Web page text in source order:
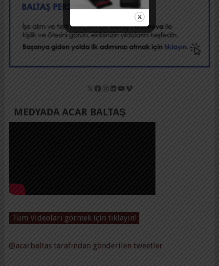
X Facebook
Instagram
LinkedIn
YouTube
Vimeo
MEDYADA ACAR BALTAŞ
Tüm Videoları görmek için tıklayın!
@acarbaltas tarafından gönderilen tweetler